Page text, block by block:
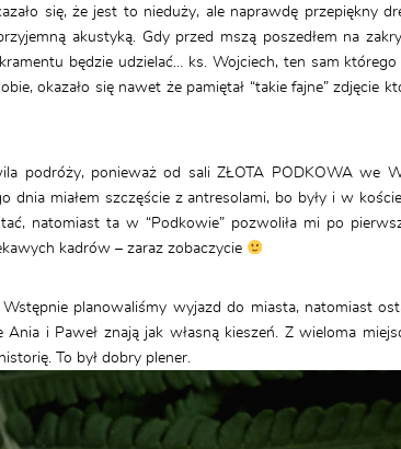
się, że jest to nieduży, ale naprawdę przepiękny
akustyką. Gdy przed mszą poszedłem na
będzie udzielać… ks. Wojciech, ten sam
okazało się nawet że pamiętał “takie fajne” zdjęcie
podróży, ponieważ od sali ZŁOTA PODKOWA we
dnia miałem szczęście z antresolami, bo były i w
natomiast ta w “Podkowie” pozwoliła mi po
kadrów – zaraz zobaczycie
planowaliśmy wyjazd do miasta, natomiast
i Paweł znają jak własną kieszeń. Z wieloma
To był dobry plener.